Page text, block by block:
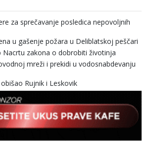
za sprečavanje posledica nepovoljnih
u gašenje požara u Deliblatskoj peščari
Nacrtu zakona o dobrobiti životinja
mreži i prekidi u vodosnabdevanju
Rujnik i Leskovik